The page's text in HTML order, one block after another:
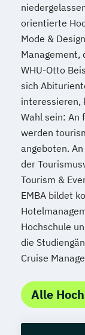
orientierte
Mode &
Management,
WHU-Otto
sich
interessieren,
Wahl sein: An
werden
angeboten.
der
Tourism &
EMBA bildet
Hochschule
die
Cruise
Alle